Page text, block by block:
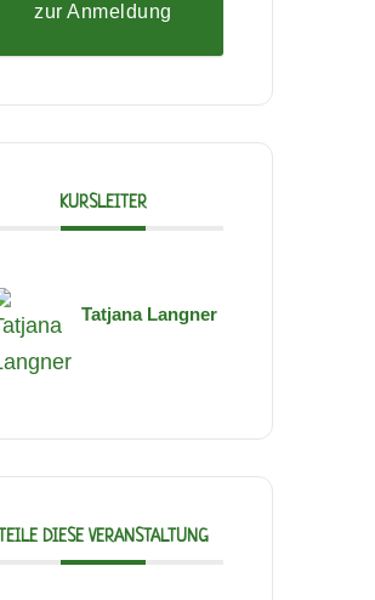
zur Anmeldung
KURSLEITER
Tatjana Langner
TEILE DIESE VERANSTALTUNG